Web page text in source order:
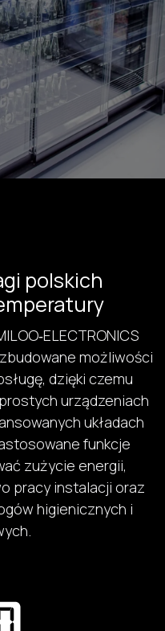
polskich
możliwości
dzięki czemu
urządzeniach
układach
funkcje
zużycie energii,
pracy instalacji oraz
higienicznych i